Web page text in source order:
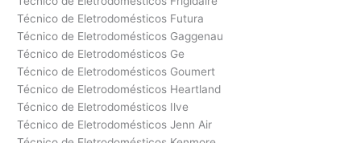
Técnico de Eletrodomésticos Futura
Técnico de Eletrodomésticos Gaggenau
Técnico de Eletrodomésticos Ge
Técnico de Eletrodomésticos Goumert
Técnico de Eletrodomésticos Heartland
Técnico de Eletrodomésticos Ilve
Técnico de Eletrodomésticos Jenn Air